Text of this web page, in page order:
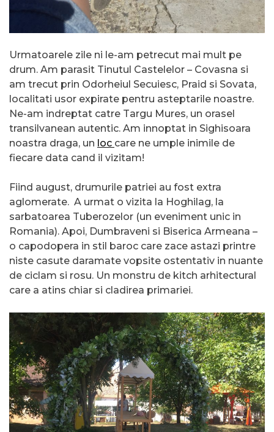
Urmatoarele zile ni le-am petrecut mai mult pe
drum. Am parasit Tinutul Castelelor – Covasna si
am trecut prin Odorheiul Secuiesc, Praid si Sovata,
localitati usor expirate pentru asteptarile noastre.
Ne-am indreptat catre Targu Mures, un orasel
transilvanean autentic. Am innoptat in Sighisoara
noastra draga, un loc care ne umple inimile de
fiecare data cand il vizitam!
Fiind august, drumurile patriei au fost extra
aglomerate. A urmat o vizita la Hoghilag, la
sarbatoarea Tuberozelor (un eveniment unic in
Romania). Apoi, Dumbraveni si Biserica Armeana –
o capodopera in stil baroc care zace astazi printre
niste casute daramate vopsite ostentativ in nuante
de ciclam si rosu. Un monstru de kitch arhitectural
care a atins chiar si cladirea primariei.